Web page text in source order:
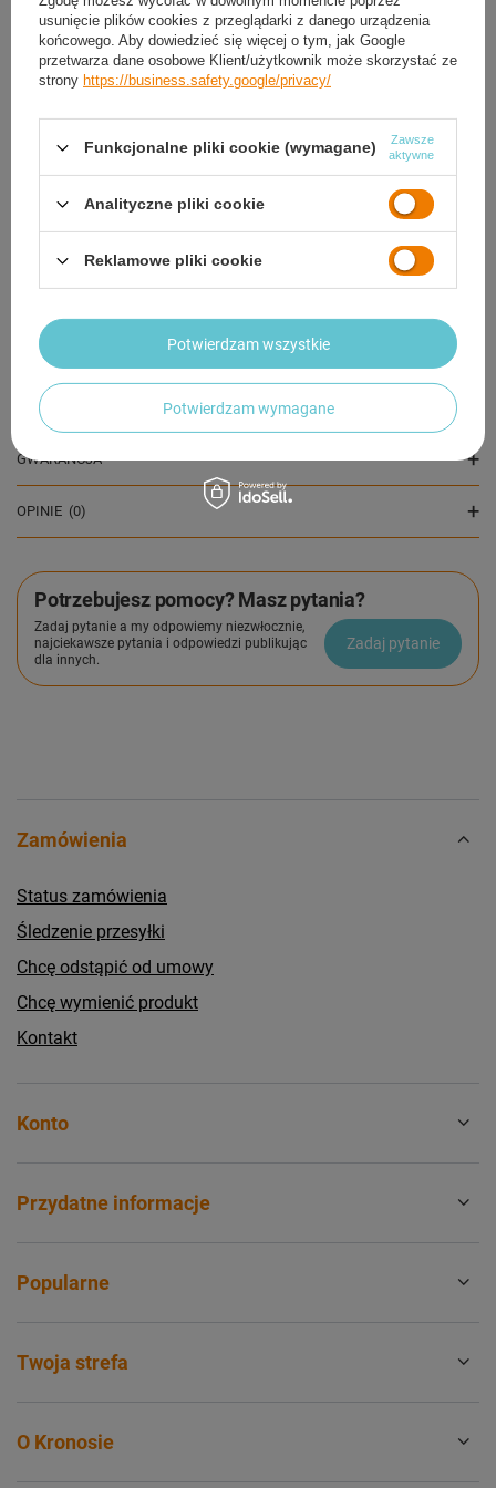
SPOKEY Zestaw 2 Rakietki Paletki + 6 Piłeczek Do
54,90 zł / komplet
SPOKEY Zestaw
Tenisa Stołowego
55,68 zł
OPIS
SZCZEGÓŁOWE DANE
GWARANCJA
OPINIE (0)
Potrzebujesz pomocy? Masz pytania?
Zadaj pytanie a my odpowiemy niezwłocznie,
najciekawsze pytania i odpowiedzi publikując
dla innych.
Zadaj pytanie
Zamówienia
Status zamówienia
Śledzenie przesyłki
Chcę odstąpić od umowy
Chcę wymienić produkt
Kontakt
Konto
Przydatne informacje
Popularne
Twoja strefa
O Kronosie
usunięcie plików cookies z przeglądarki z danego urządzenia
końcowego. Aby dowiedzieć się więcej o tym, jak Google
przetwarza dane osobowe Klient/użytkownik może skorzystać ze
strony https://business.safety.google/privacy/
Funkcjonalne pliki cookie (wymagane)
Zawsze
aktywne
Analityczne pliki cookie
Reklamowe pliki cookie
Potwierdzam wymagane
Potwierdzam wszystkie